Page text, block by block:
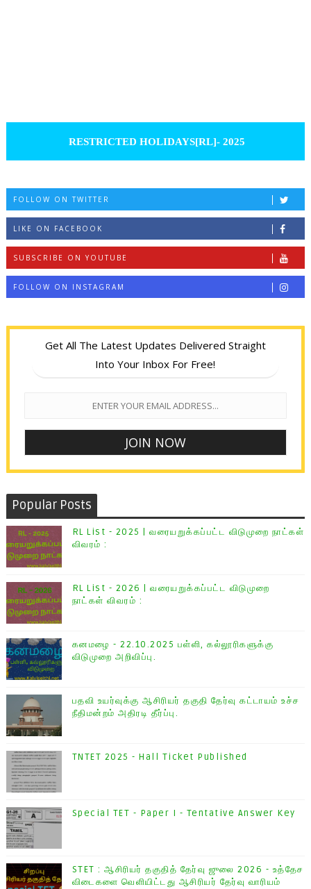
RESTRICTED HOLIDAYS[RL]- 2025
FOLLOW ON TWITTER
LIKE ON FACEBOOK
SUBSCRIBE ON YOUTUBE
FOLLOW ON INSTAGRAM
Get All The Latest Updates Delivered Straight
Into Your Inbox For Free!
Popular Posts
RL List - 2025 | வரையறுக்கப்பட்ட விடுமுறை நாட்கள்
விவரம் :
RL List - 2026 | வரையறுக்கப்பட்ட விடுமுறை
நாட்கள் விவரம் :
கனமழை - 22.10.2025 பள்ளி, கல்லூரிகளுக்கு
விடுமுறை அறிவிப்பு.
பதவி உயர்வுக்கு ஆசிரியர் தகுதி தேர்வு கட்டாயம் உச்ச
நீதிமன்றம் அதிரடி தீர்ப்பு.
TNTET 2025 - Hall Ticket Published
Special TET - Paper I - Tentative Answer Key
STET : ஆசிரியர் தகுதித் தேர்வு ஜுலை 2026 - உத்தேச
விடைகளை வெளியிட்டது ஆசிரியர் தேர்வு வாரியம்